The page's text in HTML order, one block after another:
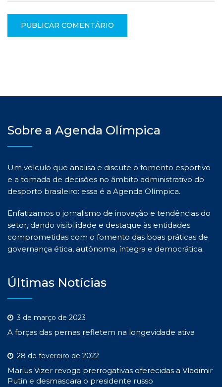
Sobre a Agenda Olímpica
Um veículo que analisa e discute o fomento esportivo
e a tomada de decisões no âmbito administrativo do
desporto brasileiro: essa é a Agenda Olímpica.
Enfatizamos o jornalismo de inovação e tendências do
setor, dando visibilidade e destaque às entidades
comprometidas com o fomento das boas práticas de
governança ética, autônoma, íntegra e democrática.
Últimas Notícias
3 de março de 2023
A forças das pernas refletem na longevidade ativa
28 de fevereiro de 2022
Marius Vizer revoga prerrogativas oferecidas a Vladimir
Putin e desmascara o presidente russo